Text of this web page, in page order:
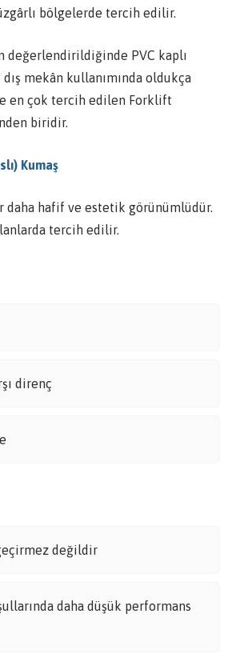
bölgelerde tercih edilir.
değerlendirildiğinde PVC kaplı
mekân kullanımında oldukça
en çok tercih edilen Forklift
biridir.
Kumaş
daha hafif ve estetik görünümlüdür.
tercih edilir.
direnç
değildir
daha düşük performans